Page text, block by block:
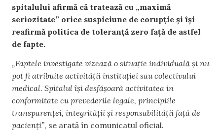
spitalului afirmă că tratează cu „maximă
seriozitate” orice suspiciune de corupție și își
reafirmă politica de toleranță zero față de astfel
de fapte.
„Faptele investigate vizează o situație individuală și nu
pot fi atribuite activității instituției sau colectivului
medical. Spitalul își desfășoară activitatea in
conformitate cu prevederile legale, principiile
transparenței, integrității și responsabilității față de
pacienți”, se arată în comunicatul oficial.